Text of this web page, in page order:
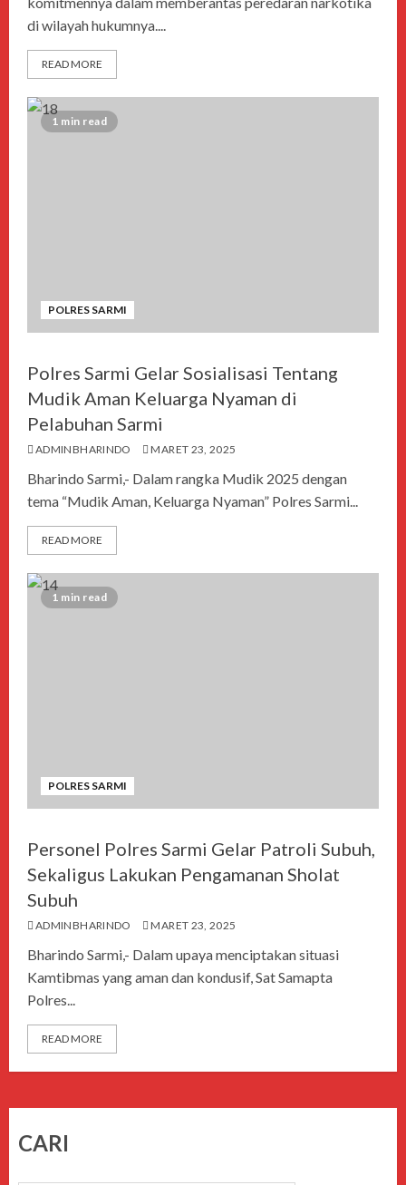
di wilayah hukumnya....
READ MORE
1 min read
POLRES SARMI
Polres Sarmi Gelar Sosialisasi Tentang
Mudik Aman Keluarga Nyaman di
Pelabuhan Sarmi
ADMINBHARINDO MARET 23, 2025
Bharindo Sarmi,- Dalam rangka Mudik 2025 dengan
tema “Mudik Aman, Keluarga Nyaman” Polres Sarmi...
READ MORE
1 min read
POLRES SARMI
Personel Polres Sarmi Gelar Patroli Subuh,
Sekaligus Lakukan Pengamanan Sholat
Subuh
ADMINBHARINDO MARET 23, 2025
Bharindo Sarmi,- Dalam upaya menciptakan situasi
Kamtibmas yang aman dan kondusif, Sat Samapta
Polres...
READ MORE
CARI